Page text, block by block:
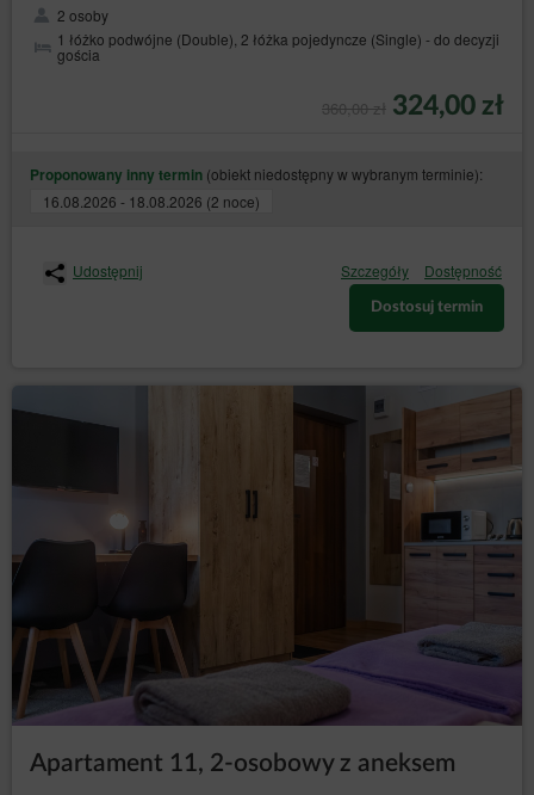
2 osoby
1 łóżko podwójne (Double), 2 łóżka pojedyncze (Single) - do decyzji
gościa
360,00 zł 324,00 zł
Proponowany inny termin (obiekt niedostępny w wybranym terminie):
16.08.2026 - 18.08.2026 (2 noce)
Udostępnij Szczegóły Dostępność
Dostosuj termin
Apartament 11, 2-osobowy z aneksem